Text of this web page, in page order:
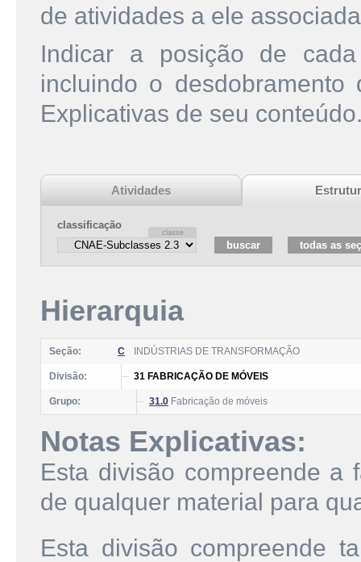
de atividades a ele
Indicar a posição de
incluindo o
Explicativas de seu
Atividades
classificação
Hierarquia
Seção: C INDÚSTRIAS DE TRANSFORMAÇÃO
Divisão: 31 FABRICAÇÃO DE MÓVEIS
Grupo: 31.0 Fabricação de móveis
Notas Explicativas:
Esta divisão compreende a
de qualquer material para
Esta divisão compreende